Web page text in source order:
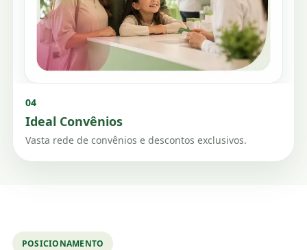
04
Ideal Convênios
Vasta rede de convênios e descontos exclusivos.
POSICIONAMENTO